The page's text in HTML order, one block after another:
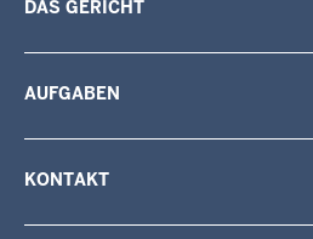
DAS GERICHT
AUFGABEN
KONTAKT